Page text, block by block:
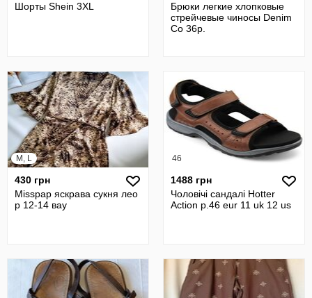
Шорты Shein 3XL
Брюки легкие хлопковые
стрейчевые чиносы Denim
Co 36р.
M, L
430 грн
Misspap яскрава сукня лео
р 12-14 вау
46
1488 грн
Чоловічі сандалі Hotter
Action р.46 eur 11 uk 12 us